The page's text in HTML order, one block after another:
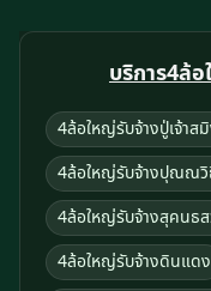
บริการ4ล้
4ล้อใหญ่รับจ้างปู่เจ้าส
4ล้อใหญ่รับจ้างปุณณ
4ล้อใหญ่รับจ้างสุคนธ
4ล้อใหญ่รับจ้างดินแดง